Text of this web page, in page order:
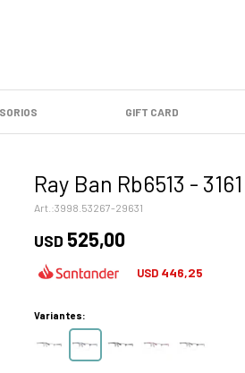
GIFT CARD
Ray Ban Rb6513 - 3161
3998.53267-29631
USD 525,00
USD 446,25
Variantes: